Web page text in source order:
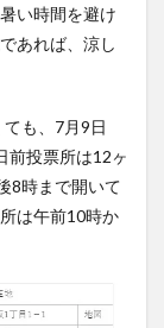
い時間を避け
あれば、涼し
も、7月9日
前投票所は12ヶ
8時まで開いて
は午前10時か